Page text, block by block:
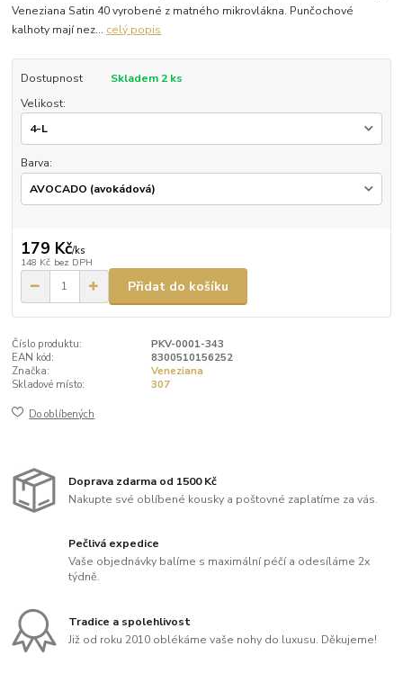
Veneziana Satin 40 vyrobené z matného mikrovlákna. Punčochové
kalhoty mají nez... celý popis
Dostupnost
Skladem 2 ks
Velikost:
Barva:
179 Kč/ks
148 Kč bez DPH
Přidat do košíku
Číslo produktu:
PKV-0001-343
EAN kód:
8300510156252
Značka:
Veneziana
Skladové místo:
307
Do oblíbených
Doprava zdarma od 1500 Kč
Nakupte své oblíbené kousky a poštovné zaplatíme za vás.
Pečlivá expedice
Vaše objednávky balíme s maximální péčí a odesíláme 2x
týdně.
Tradice a spolehlivost
Již od roku 2010 oblékáme vaše nohy do luxusu. Děkujeme!